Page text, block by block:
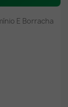
E Borracha